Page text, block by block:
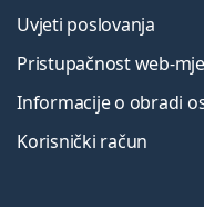
Uvjeti poslovanja
Pristupačnost web-
Informacije o obradi
Korisnički račun